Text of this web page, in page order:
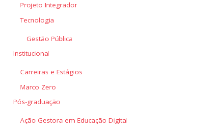
Projeto Integrador
Tecnologia
Gestão Pública
Institucional
Carreiras e Estágios
Marco Zero
Pós-graduação
Ação Gestora em Educação Digital